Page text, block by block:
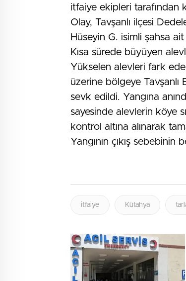
itfaiye ekipleri tarafından
Olay, Tavşanlı ilçesi
Hüseyin G. isimli şahsa
Kısa sürede büyüyen
Yükselen alevleri fark
üzerine bölgeye Tavşanlı
sevk edildi. Yangına
sayesinde alevlerin köye
kontrol altına alınarak
Yangının çıkış sebebinin
itfaiye Kütahya